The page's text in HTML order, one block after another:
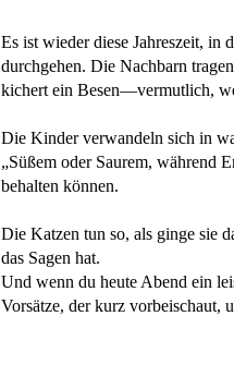
Es ist wieder diese Jahreszeit,
durchgehen. Die Nachbarn
kichert ein Besen—vermutlich,
Die Kinder verwandeln sich in
„Süßem oder Saurem, während
behalten können.
Die Katzen tun so, als ginge sie
das Sagen hat.
Und wenn du heute Abend ein
Vorsätze, der kurz vorbeischaut,